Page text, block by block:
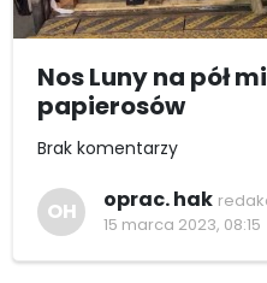
Nos Luny na pół
papierosów
Brak komentarzy
OH oprac. hak
15 marca 2023, 08:15